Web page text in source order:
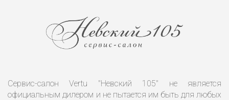
Сервис-салон Vertu "Невский 105" не является
официальным дилером и не пытается им быть для любых